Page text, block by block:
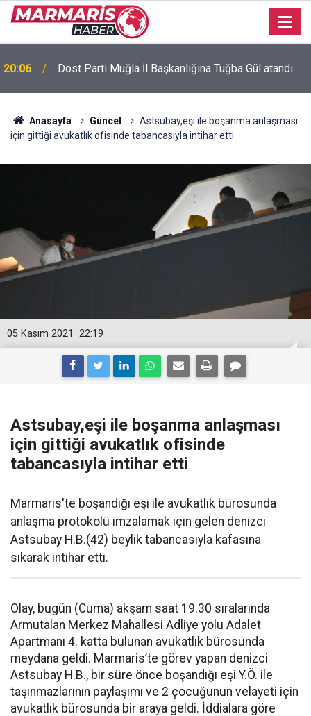
16:51
Bursaspor’da 2026-2027 sezonu forma numaraları
açıklandı
Anasayfa Güncel
Astsubay,eşi ile boşanma anlaşması
için gittiği avukatlık ofisinde tabancasıyla intihar etti
22:19
05 Kasım 2021
Astsubay,eşi ile boşanma anlaşması
için gittiği avukatlık ofisinde
tabancasıyla intihar etti
Marmaris'te boşandığı eşi ile avukatlık bürosunda
anlaşma protokolü imzalamak için gelen denizci
Astsubay H.B.(42) beylik tabancasıyla kafasına
sıkarak intihar etti.
Olay, bugün (Cuma) akşam saat 19.30 sıralarında
Armutalan Merkez Mahallesi Adliye yolu Adalet
Apartmanı 4. katta bulunan avukatlık bürosunda
meydana geldi. Marmaris’te görev yapan denizci
Astsubay H.B., bir süre önce boşandığı eşi Y.Ö. ile
taşınmazlarının paylaşımı ve 2 çocuğunun velayeti için
avukatlık bürosunda bir araya geldi. İddialara göre